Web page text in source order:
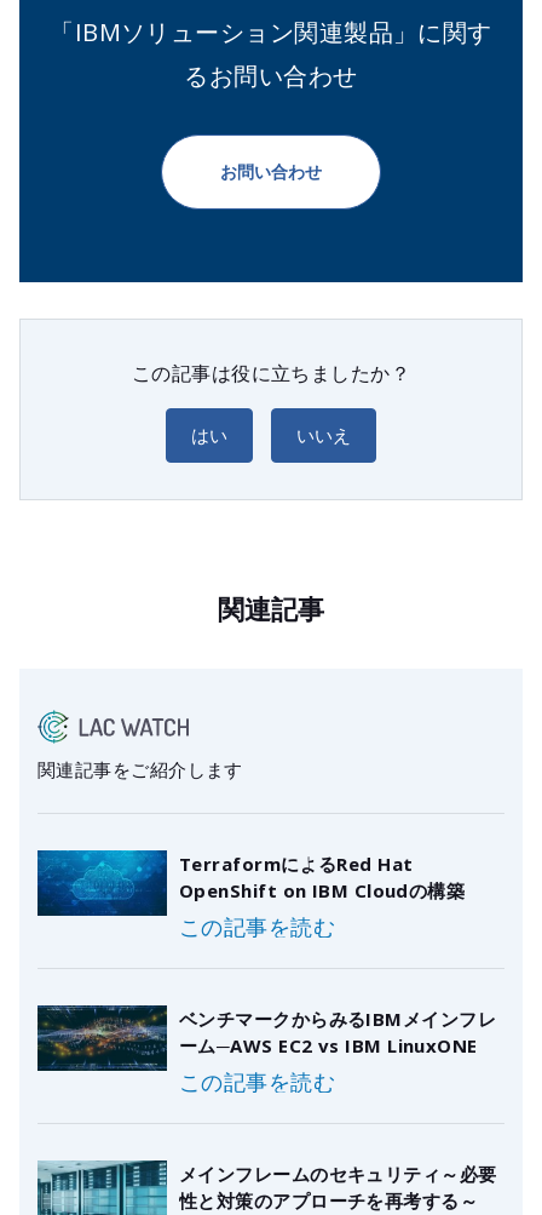
「IBMソリューション関連製品」に関す
るお問い合わせ
お問い合わせ
この記事は役に立ちましたか？
はい いいえ
関連記事
関連記事をご紹介します
TerraformによるRed Hat
OpenShift on IBM Cloudの構築
この記事を読む
ベンチマークからみるIBMメインフレ
ーム─AWS EC2 vs IBM LinuxONE
この記事を読む
メインフレームのセキュリティ～必要
性と対策のアプローチを再考する～